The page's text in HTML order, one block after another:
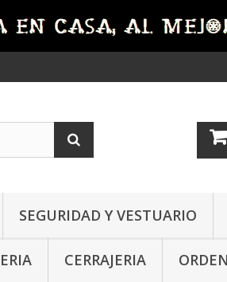
SEGURIDAD Y VESTUARIO
CERRAJERIA